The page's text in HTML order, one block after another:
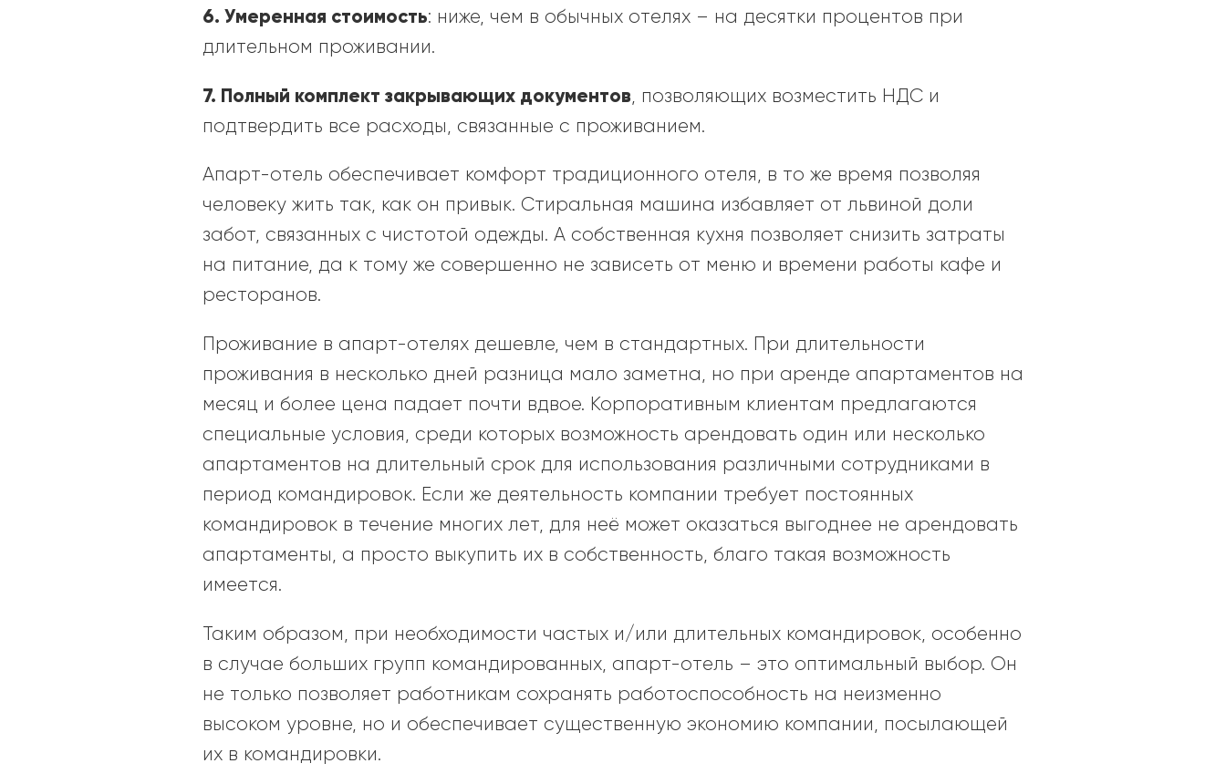
6. Умеренная стоимость: ниже, чем в обычных отелях – на десятки процентов при
длительном проживании.
7. Полный комплект закрывающих документов , позволяющих возместить НДС и
подтвердить все расходы, связанные с проживанием.
Апарт-отель обеспечивает комфорт традиционного отеля, в то же время позволяя
человеку жить так, как он привык. Стиральная машина избавляет от львиной доли
забот, связанных с чистотой одежды. А собственная кухня позволяет снизить затраты
на питание, да к тому же совершенно не зависеть от меню и времени работы кафе и
ресторанов.
Проживание в апарт-отелях дешевле, чем в стандартных. При длительности
проживания в несколько дней разница мало заметна, но при аренде апартаментов на
месяц и более цена падает почти вдвое. Корпоративным клиентам предлагаются
специальные условия, среди которых возможность арендовать один или несколько
апартаментов на длительный срок для использования различными сотрудниками в
период командировок. Если же деятельность компании требует постоянных
командировок в течение многих лет, для неё может оказаться выгоднее не арендовать
апартаменты, а просто выкупить их в собственность, благо такая возможность
имеется.
Таким образом, при необходимости частых и/или длительных командировок, особенно
в случае больших групп командированных, апарт-отель – это оптимальный выбор. Он
не только позволяет работникам сохранять работоспособность на неизменно
высоком уровне, но и обеспечивает существенную экономию компании, посылающей
их в командировки.